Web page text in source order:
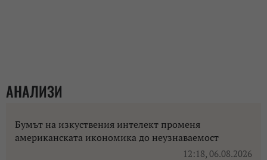
АНАЛИЗИ
Бумът на изкуствения интелект променя
американската икономика до неузнаваемост
12:18, 06.08.2026